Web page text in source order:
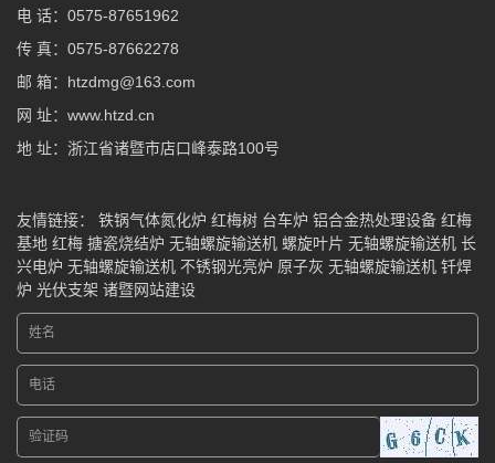
电 话：0575-87651962
传 真：0575-87662278
邮 箱：htzdmg@163.com
网 址：www.htzd.cn
地 址：浙江省诸暨市店口峰泰路100号
友情链接： 铁锅气体氮化炉 红梅树 台车炉 铝合金热处理设备 红梅
基地 红梅 搪瓷烧结炉 无轴螺旋输送机 螺旋叶片 无轴螺旋输送机 长
兴电炉 无轴螺旋输送机 不锈钢光亮炉 原子灰 无轴螺旋输送机 钎焊
炉 光伏支架 诸暨网站建设